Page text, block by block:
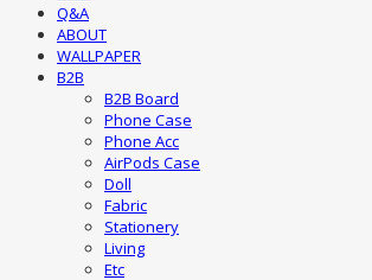
Q&A
ABOUT
WALLPAPER
B2B
B2B Board
Phone Case
Phone Acc
AirPods Case
Doll
Fabric
Stationery
Living
Etc